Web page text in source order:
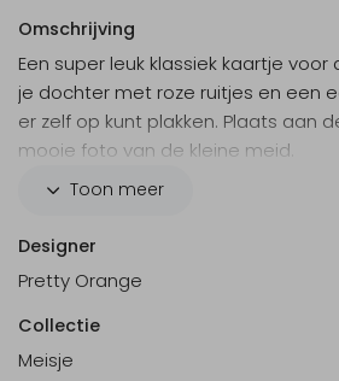
Omschrijving
Een super leuk klassiek kaartje
je dochter met roze ruitjes en een
er zelf op kunt plakken. Plaats aan
mooie foto van de kleine meid.
Het strikje op dit kaartje wordt niet
het échte strikje plakken.
Bestel bij je proefdruk het
strikjes. Er zijn 6 kleuren strikjes
Toon meer
Designer
Pretty Orange
Collectie
Meisje